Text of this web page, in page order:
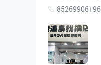
85269906196